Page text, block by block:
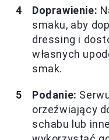
Doprawienie:
smaku, aby
dressing i
własnych
smak.
Podanie:
orzeźwiający
schabu lub